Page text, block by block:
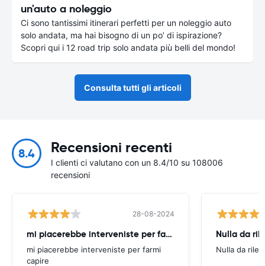
un'auto a noleggio
Ci sono tantissimi itinerari perfetti per un noleggio auto
solo andata, ma hai bisogno di un po’ di ispirazione?
Scopri qui i 12 road trip solo andata più belli del mondo!
Consulta tutti gli articoli
8.4 Recensioni recenti
I clienti ci valutano con un 8.4/10 su 108006
recensioni
28-08-2024
mi piacerebbe interveniste per farmi
mi piacerebbe interveniste per farmi
capire
Nulla da
Nulla da